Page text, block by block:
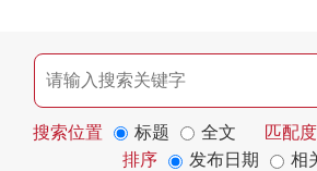
搜索位置 标题 全文 匹配度
排序
发布日期 相